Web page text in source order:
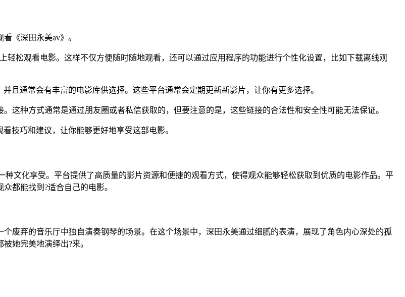
《深田永美av》。
轻松观看电影。这样不仅方便随时随地观看，还可以通过应用程序的功能进行个性化设置，比如下载离线观
且通常会有丰富的电影库供选择。这些平台通常会定期更新新影片，让你有更多选择。
这种方式通常是通过朋友圈或者私信获取的，但要注意的是，这些链接的合法性和安全性可能无法保证。
技巧和建议，让你能够更好地享受这部电影。
文化享受。平台提供了高质量的影片资源和便捷的观看方式，使得观众能够轻松获取到优质的电影作品。平
都能找到?适合自己的电影。
废弃的音乐厅中独自演奏钢琴的场景。在这个场景中，深田永美通过细腻的表演，展现了角色内心深处的孤
她完美地演绎出?来。